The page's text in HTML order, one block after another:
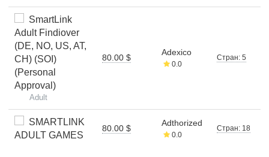
SmartLink
Adult Findiover
(DE, NO, US, AT,
CH) (SOI)
(Personal
Approval)
Adult
80.00 $
Adexico
0.0
Стран: 5
SMARTLINK
ADULT GAMES
80.00 $
Adthorized
0.0
Стран: 18